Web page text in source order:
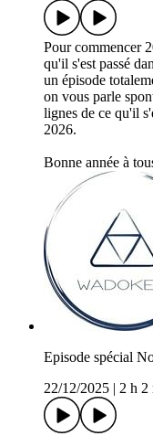
Pour commencer
qu'il s'est passé
un épisode
on vous parle
lignes de ce qu'il
2026.
Bonne année à
Episode spécial
22/12/2025
2 h 2